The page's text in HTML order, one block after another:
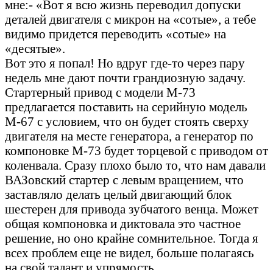
мне:- «Вот я всю жизнь переводил допуски
деталей двигателя с микрон на «сотые», а тебе
видимо придется переводить «сотые» на
«десятые».
Вот это я попал! Но вдруг где-то через пару
недель мне дают почти грандиозную задачу.
Стартерный привод с модели М-73
предлагается поставить на серийную модель
М-67 с условием, что он будет стоять сверху
двигателя на месте генератора, а генератор по
компоновке М-73 будет торцевой с приводом от
коленвала. Сразу плохо было то, что нам давали
ВАЗовский стартер с левым вращением, что
заставляло делать целый двигающий блок
шестерен для привода зубчатого венца. Может
общая компоновка и диктовала это частное
решение, но оно крайне сомнительное. Тогда я
всех проблем еще не видел, больше полагаясь
на свой талант и упрямость.